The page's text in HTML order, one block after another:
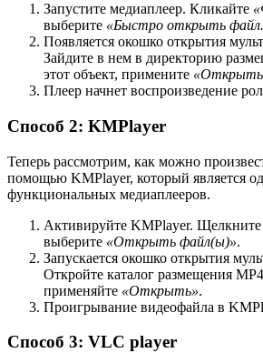
Запустите медиаплеер. Кликайте
выберите «Быстро открыть
Появляется окошко открытия
Зайдите в нем в директорию
этот объект, примените
Плеер начнет воспроизведение
Способ 2: KMPlayer
Теперь рассмотрим, как можно
помощью KMPlayer, который является
функциональных медиаплееров.
Активируйте KMPlayer. Щелкните
выберите «Открыть файл(ы)».
Запускается окошко открытия
Откройте каталог размещения
применяйте «Открыть».
Проигрывание видеофайла в
Способ 3: VLC player